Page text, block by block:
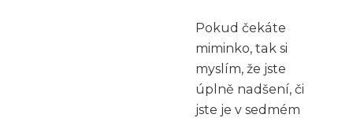
Pokud čekáte
miminko, tak si
myslím, že jste
úplně nadšení, či
jste je v sedmém